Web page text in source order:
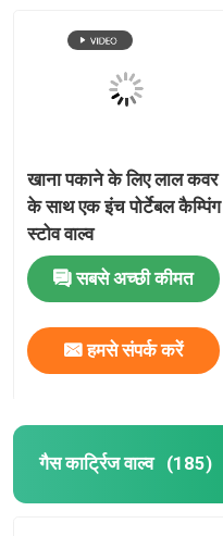
स्प्रे पेंट वाल्व
WD 40 स्नेहक वाल्व
मीटर्ड एरोसोल वाल्व
डिओडोरेंट बॉडी स्प्रे वाल्व
शेविंग फोम स्प्रे वाल्व
खाना पकाने के लिए लाल कवर
के साथ एक इंच पोर्टेबल कैम्पिंग
स्टोव वाल्व
सबसे अच्छी कीमत
हमसे संपर्क करें
गैस कार्ट्रिज वाल्व (185)